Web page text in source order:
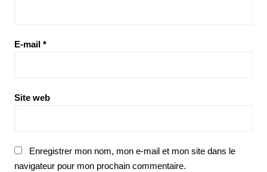
E-mail *
Site web
Enregistrer mon nom, mon e-mail et mon site dans le
navigateur pour mon prochain commentaire.